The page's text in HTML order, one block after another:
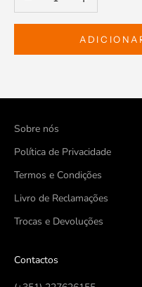
Sobre nós
Política de Privacidade
Termos e Condições
Livro de Reclamações
Trocas e Devoluções
Contactos